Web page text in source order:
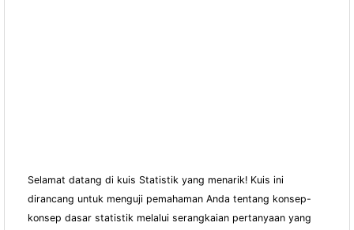
Selamat datang di kuis Statistik yang menarik! Kuis ini
dirancang untuk menguji pemahaman Anda tentang konsep-
konsep dasar statistik melalui serangkaian pertanyaan yang